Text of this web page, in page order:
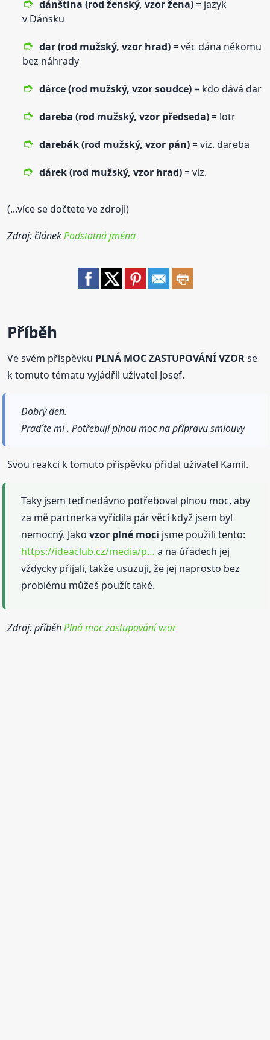
dánština (rod ženský,vzoržena)= jazyk
v Dánsku
dar (rod mužský,vzor hrad)= věc dána někomu
bez náhrady
dárce (rod mužský,vzorsoudce)= kdo dává dar
dareba (rod mužský,vzor předseda)= lotr
darebák (rod mužský,vzor pán)= viz. dareba
dárek (rod mužský,vzor hrad)= viz.
(...více se dočtete ve zdroji)
Zdroj: článekPodstatná jména
Příběh
Ve svém příspěvku PLNÁ MOC ZASTUPOVÁNÍ VZORse
k tomuto tématu vyjádřil uživatel Josef.
Dobrý den.
Prad´te mi . Potřebují plnou moc na přípravu smlouvy
Svou reakci k tomuto příspěvku přidal uživatel Kamil.
Taky jsem teď nedávno potřeboval plnou moc, aby
za mě partnerka vyřídila pár věcí když jsem byl
nemocný. Jakovzor plné moci jsme použili tento:
https://ideaclub.cz/media/p… a na úřadech jej
vždycky přijali, takže usuzuji, že jej naprosto bez
problému můžeš použít také.
Zdroj: příběhPlná moc zastupování vzor